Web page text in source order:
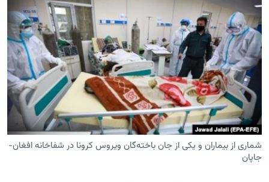
شماری از بیماران و یکی از جان باخته‌گان ویروس کرونا در شفاخانه افغان-
جاپان